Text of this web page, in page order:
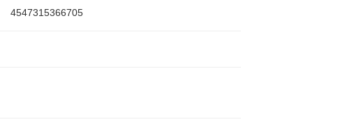
4547315366705